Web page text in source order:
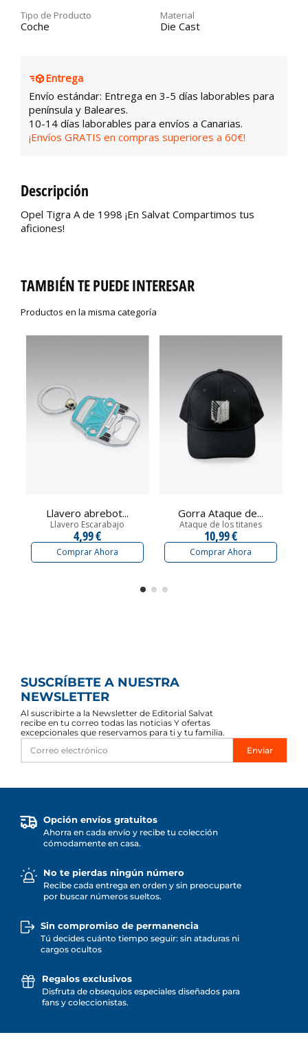
Tipo de Producto
Coche
Material
Die Cast
Entrega
Envío estándar: Entrega en 3-5 días laborables para
península y Baleares.
10-14 días laborables para envíos a Canarias.
¡Envíos GRATIS en compras superiores a 60€!
Descripción
Opel Tigra A de 1998 ¡En Salvat Compartimos tus
aficiones!
TAMBIÉN TE PUEDE INTERESAR
Productos en la misma categoría
Llavero abrebot...
Llavero Escarabajo
4,99 €
Comprar Ahora
Gorra Ataque de...
Ataque de los titanes
10,99 €
Comprar Ahora
SUSCRÍBETE A NUESTRA
NEWSLETTER
Al suscribirte a la Newsletter de Editorial Salvat
recibe en tu correo todas las noticias Y ofertas
excepcionales que reservamos para ti y tu familia.
Enviar
Opción envíos gratuitos
Ahorra en cada envío y recibe tu colección
cómodamente en casa.
No te pierdas ningún número
Recibe cada entrega en orden y sin preocuparte
por buscar números sueltos.
Sin compromiso de permanencia
Tú decides cuánto tiempo seguir: sin ataduras ni
cargos ocultos
Regalos exclusivos
Disfruta de obsequios especiales diseñados para
fans y coleccionistas.